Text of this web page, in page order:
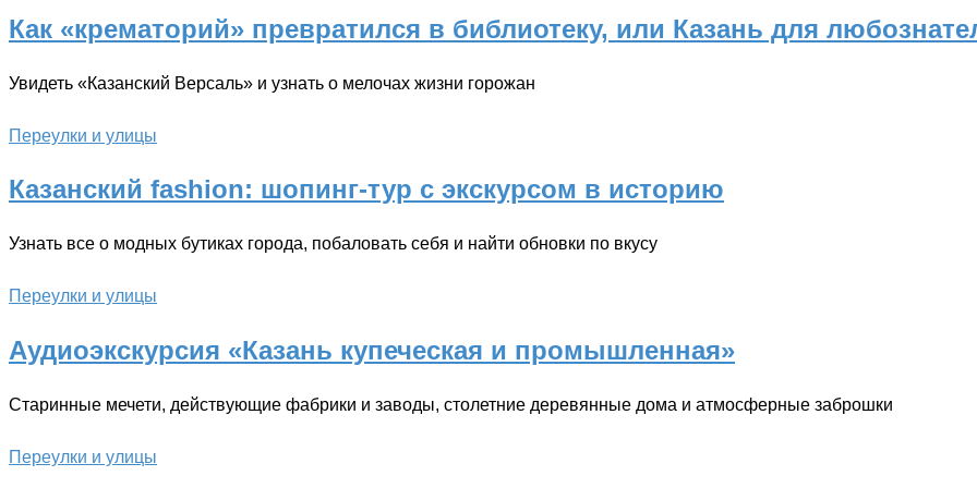
Как «крематорий» превратился в библиотеку, или Казань для
Увидеть «Казанский Версаль» и узнать о мелочах жизни горожан
Переулки и улицы
Казанский fashion: шопинг-тур с экскурсом в историю
Узнать все о модных бутиках города, побаловать себя и найти обновки по вкусу
Переулки и улицы
Аудиоэкскурсия «Казань купеческая и промышленная»
Старинные мечети, действующие фабрики и заводы, столетние деревянные дома и атмосферные заброшки
Переулки и улицы